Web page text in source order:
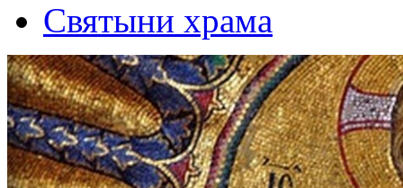
Святыни храма